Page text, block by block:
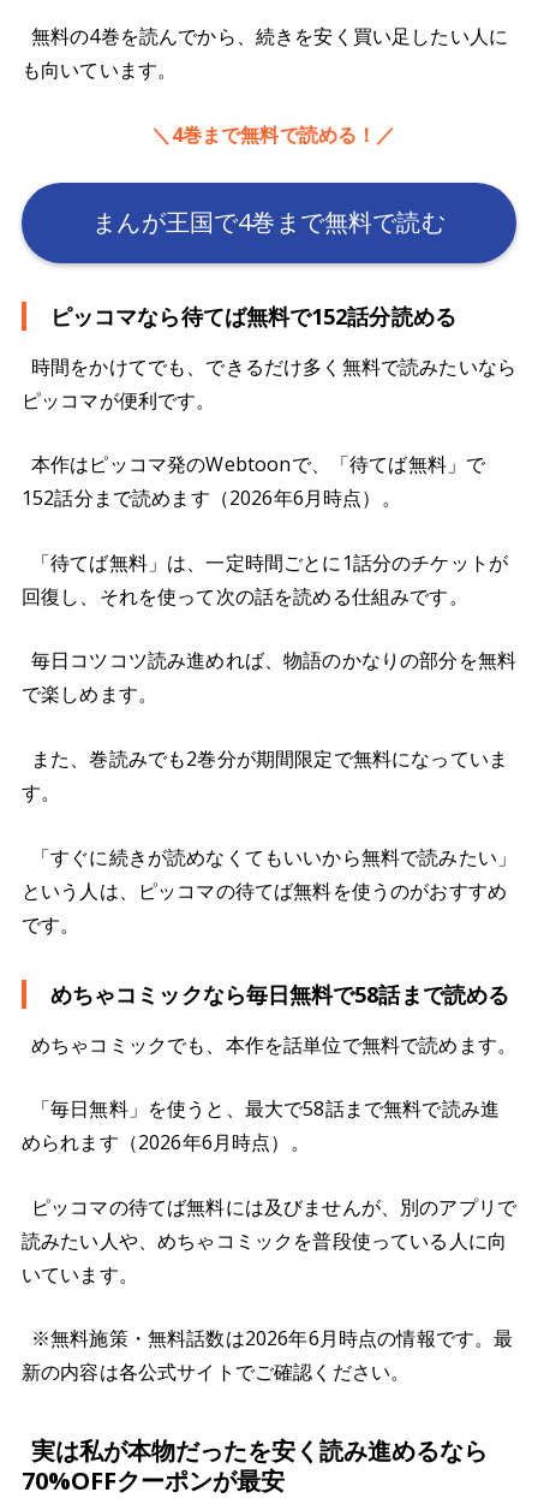
無料の4巻を読んでから、続きを安く買い足したい人に
も向いています。
＼4巻まで無料で読める！／
まんが王国で4巻まで無料で読む
ピッコマなら待てば無料で152話分読める
時間をかけてでも、できるだけ多く無料で読みたいなら
ピッコマが便利です。
本作はピッコマ発のWebtoonで、「待てば無料」で
152話分まで読めます（2026年6月時点）。
「待てば無料」は、一定時間ごとに1話分のチケットが
回復し、それを使って次の話を読める仕組みです。
毎日コツコツ読み進めれば、物語のかなりの部分を無料
で楽しめます。
また、巻読みでも2巻分が期間限定で無料になっていま
す。
「すぐに続きが読めなくてもいいから無料で読みたい」
という人は、ピッコマの待てば無料を使うのがおすすめ
です。
めちゃコミックなら毎日無料で58話まで読める
めちゃコミックでも、本作を話単位で無料で読めます。
「毎日無料」を使うと、最大で58話まで無料で読み進
められます（2026年6月時点）。
ピッコマの待てば無料には及びませんが、別のアプリで
読みたい人や、めちゃコミックを普段使っている人に向
いています。
※無料施策・無料話数は2026年6月時点の情報です。最
新の内容は各公式サイトでご確認ください。
実は私が本物だったを安く読み進めるなら
70%OFFクーポンが最安